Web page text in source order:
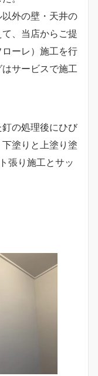
外の壁・天井の
、当店からご提
ーレ）施工を行
サービスで施工
の処理後にひび
塗りと上塗り塗
張り施工とサッ